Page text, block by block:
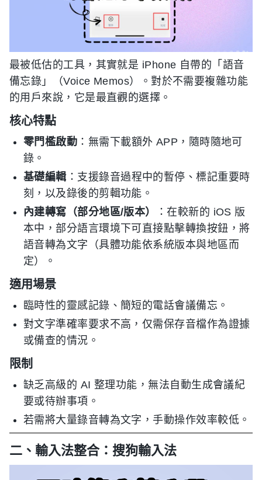
最被低估的工具，其實就是 iPhone 自帶的「語音
備忘錄」（Voice Memos）。對於不需要複雜功能
的用戶來說，它是最直觀的選擇。
核心特點
零門檻啟動 ：無需下載額外 APP，隨時隨地可
錄。
基礎編輯 ：支援錄音過程中的暫停、標記重要時
刻，以及錄後的剪輯功能。
內建轉寫（部分地區/版本）
：在較新的 iOS 版
本中，部分語言環境下可直接點擊轉換按鈕，將
語音轉為文字（具體功能依系統版本與地區而
定）。
適用場景
臨時性的靈感記錄、簡短的電話會議備忘。
對文字準確率要求不高，仅需保存音檔作為證據
或備查的情況。
限制
缺乏高級的 AI 整理功能，無法自動生成會議紀
要或待辦事項。
若需將大量錄音轉為文字，手動操作效率較低。
二、輸入法整合：搜狗輸入法